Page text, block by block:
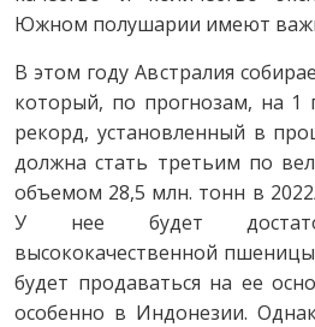
Южном полушарии имеют
В этом году Австралия
который, по прогнозам, на
рекорд, установленный в
должна стать третьим по
объемом 28,5 млн. тонн в
У нее будет
высококачественной
будет продаваться на ее
особенно в Индонезии.